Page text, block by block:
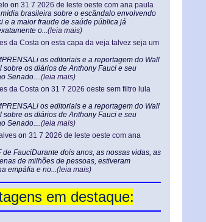
on 31 7 2026 de leste oeste com ana paula
brasileira sobre o escândalo envolvendo
e a maior fraude de saúde pública já
o...(leia mais)
da Costa on esta capa da veja talvez seja um
os editoriais e a reportagem do Wall
sobre os diários de Anthony Fauci e seu
Senado....(leia mais)
da Costa on 31 7 2026 oeste sem filtro lula
os editoriais e a reportagem do Wall
sobre os diários de Anthony Fauci e seu
Senado....(leia mais)
on 31 7 2026 de leste oeste com ana
de FauciDurante dois anos, as nossas vidas, as
de milhões de pessoas, estiveram
empáfia e no...(leia mais)
em destaque: